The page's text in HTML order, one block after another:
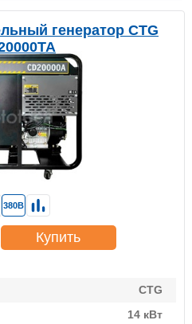
генератор CTG
CTG
14 кВт
380В
Купить